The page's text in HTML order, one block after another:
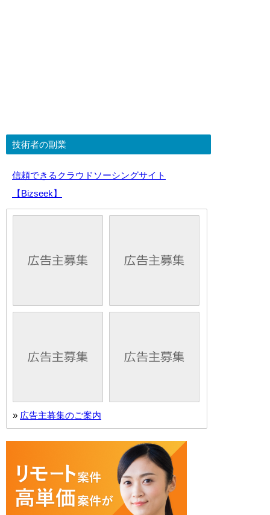
技術者の副業
信頼できるクラウドソーシングサイト
【Bizseek】
» 広告主募集のご案内